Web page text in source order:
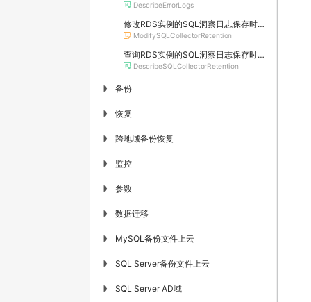
DescribeErrorLogs
修改RDS实例的SQL洞察日志保存时长（停止维护）
ModifySQLCollectorRetention
查询RDS实例的SQL洞察日志保存时长（停止维护）
DescribeSQLCollectorRetention
▶ 备份
▶ 恢复
▶ 跨地域备份恢复
▶ 监控
▶ 参数
▶ 数据迁移
▶ MySQL备份文件上云
▶ SQL Server备份文件上云
▶ SQL Server AD域